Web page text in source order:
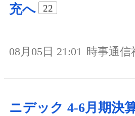
充へ
22
08月05日 21:01 時事通信
ニデック 4-6月期決